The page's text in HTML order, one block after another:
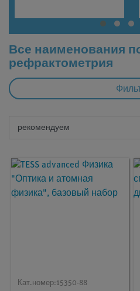
Все наименования
рефрактометрия
Кат.номер:15350-88